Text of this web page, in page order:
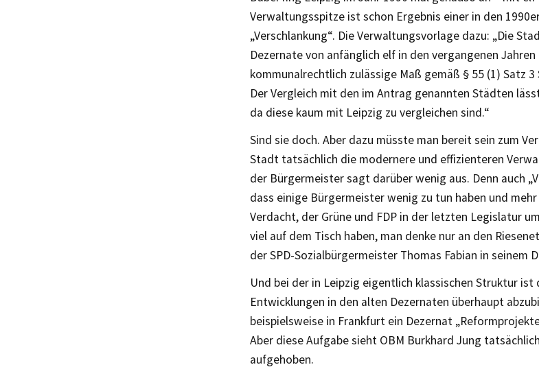
Verwaltungsspitze ist schon Ergebnis einer in den
„Verschlankung“. Die Verwaltungsvorlage dazu: „Die
Dezernate von anfänglich elf in den vergangenen
kommunalrechtlich zulässige Maß gemäß § 55 (1) Satz
Der Vergleich mit den im Antrag genannten Städten
da diese kaum mit Leipzig zu vergleichen sind.“
Sind sie doch. Aber dazu müsste man bereit sein zum
Stadt tatsächlich die modernere und effizienteren
der Bürgermeister sagt darüber wenig aus. Denn auch
dass einige Bürgermeister wenig zu tun haben und
Verdacht, der Grüne und FDP in der letzten Legislatur
viel auf dem Tisch haben, man denke nur an den
der SPD-Sozialbürgermeister Thomas Fabian in seinem
Und bei der in Leipzig eigentlich klassischen Struktur ist
Entwicklungen in den alten Dezernaten überhaupt
beispielsweise in Frankfurt ein Dezernat
Aber diese Aufgabe sieht OBM Burkhard Jung
aufgehoben.